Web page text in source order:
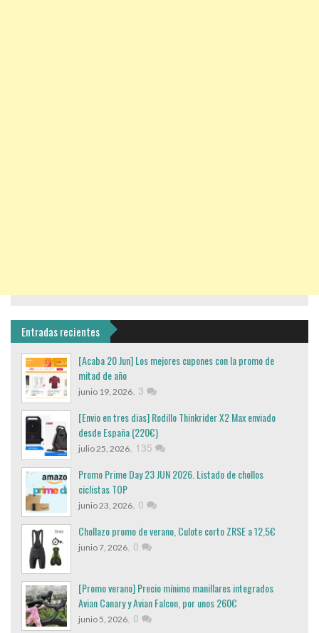
Entradas recientes
[Acaba 20 Jun] Los mejores cupones con la promo de
mitad de año
junio 19, 2026, 3
[Envio en tres dias] Rodillo Thinkrider X2 Max enviado
desde España (220€)
julio 25, 2026, 135
Promo Prime Day 23 JUN 2026. Listado de chollos
ciclistas TOP
junio 23, 2026, 0
Chollazo promo de verano, Culote corto ZRSE a 12,5€
junio 7, 2026, 0
[Promo verano] Precio mínimo manillares integrados
Avian Canary y Avian Falcon, por unos 260€
junio 5, 2026, 0